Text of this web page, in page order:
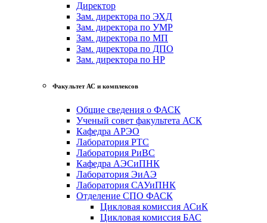
Директор
Зам. директора по ЭХД
Зам. директора по УМР
Зам. директора по МП
Зам. директора по ДПО
Зам. директора по НР
Факультет АС и комплексов
Общие сведения о ФАСК
Ученый совет факультета АСК
Кафедра АРЭО
Лаборатория РТС
Лаборатория РиВС
Кафедра АЭСиПНК
Лаборатория ЭиАЭ
Лаборатория САУиПНК
Отделение СПО ФАСК
Цикловая комиссия АСиК
Цикловая комиссия БАС